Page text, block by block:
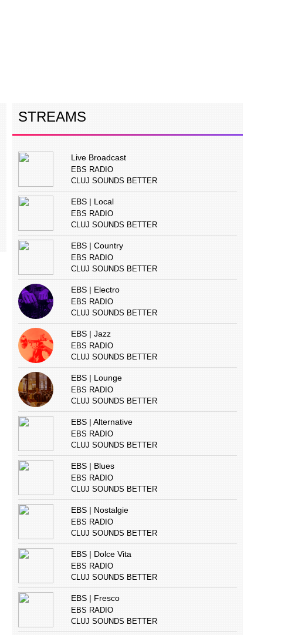
STREAMS
Live Broadcast
EBS RADIO
CLUJ SOUNDS BETTER
EBS | Local
EBS RADIO
CLUJ SOUNDS BETTER
EBS | Country
EBS RADIO
CLUJ SOUNDS BETTER
EBS | Electro
EBS RADIO
CLUJ SOUNDS BETTER
EBS | Jazz
EBS RADIO
CLUJ SOUNDS BETTER
EBS | Lounge
EBS RADIO
CLUJ SOUNDS BETTER
EBS | Alternative
EBS RADIO
CLUJ SOUNDS BETTER
EBS | Blues
EBS RADIO
CLUJ SOUNDS BETTER
EBS | Nostalgie
EBS RADIO
CLUJ SOUNDS BETTER
EBS | Dolce Vita
EBS RADIO
CLUJ SOUNDS BETTER
EBS | Fresco
EBS RADIO
CLUJ SOUNDS BETTER